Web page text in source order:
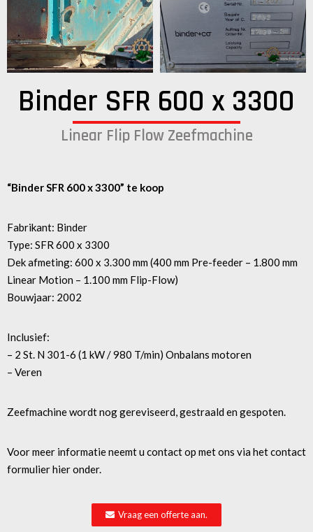
Binder SFR 600 x 3300
Linear Flip Flow Zeefmachine
“Binder SFR 600 x 3300” te koop
Fabrikant: Binder
Type: SFR 600 x 3300
Dek afmeting: 600 x 3.300 mm (400 mm Pre-feeder – 1.800 mm
Linear Motion – 1.100 mm Flip-Flow)
Bouwjaar: 2002
Inclusief:
– 2 St. N 301-6 (1 kW / 980 T/min) Onbalans motoren
– Veren
Zeefmachine wordt nog gereviseerd, gestraald en gespoten.
Voor meer informatie neemt u contact op met ons via het contact
formulier hier onder.
Vraag een offerte aan.